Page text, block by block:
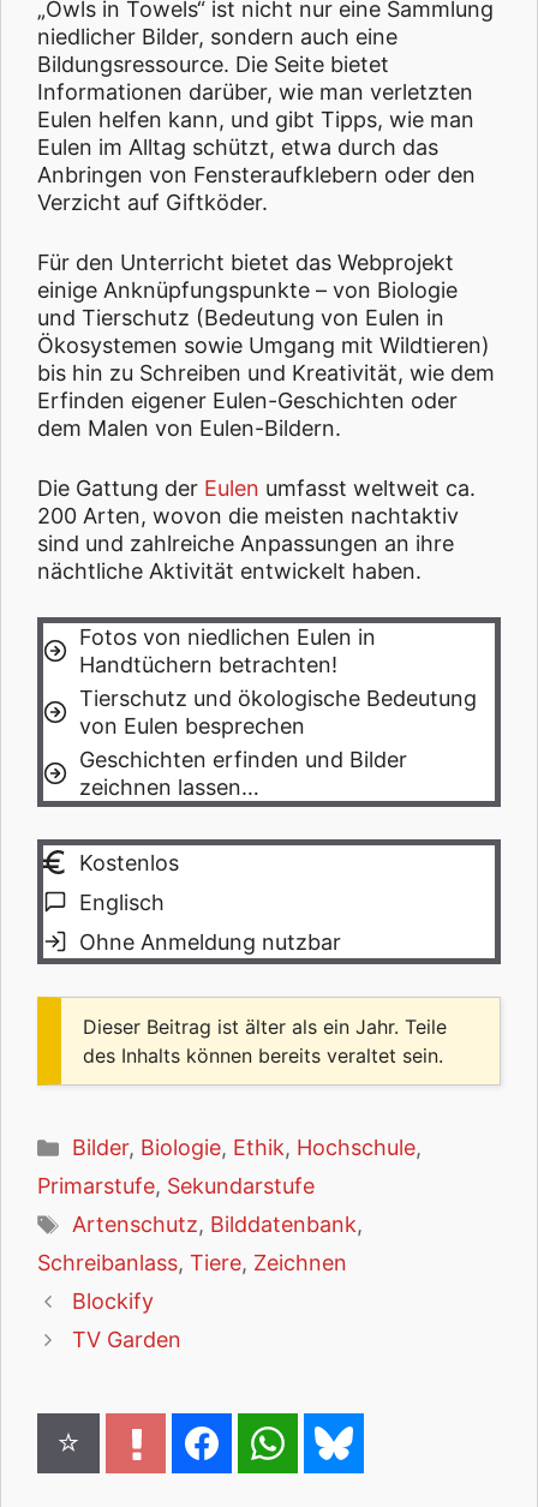
„Owls in Towels“ ist nicht nur eine Sammlung
niedlicher Bilder, sondern auch eine
Bildungsressource. Die Seite bietet
Informationen darüber, wie man verletzten
Eulen helfen kann, und gibt Tipps, wie man
Eulen im Alltag schützt, etwa durch das
Anbringen von Fensteraufklebern oder den
Verzicht auf Giftköder.
Für den Unterricht bietet das Webprojekt
einige Anknüpfungspunkte – von Biologie
und Tierschutz (Bedeutung von Eulen in
Ökosystemen sowie Umgang mit Wildtieren)
bis hin zu Schreiben und Kreativität, wie dem
Erfinden eigener Eulen-Geschichten oder
dem Malen von Eulen-Bildern.
Die Gattung der Eulen umfasst weltweit ca.
200 Arten, wovon die meisten nachtaktiv
sind und zahlreiche Anpassungen an ihre
nächtliche Aktivität entwickelt haben.
Fotos von niedlichen Eulen in
Handtüchern betrachten!
Tierschutz und ökologische Bedeutung
von Eulen besprechen
Geschichten erfinden und Bilder
zeichnen lassen…
Kostenlos
Englisch
Ohne Anmeldung nutzbar
Dieser Beitrag ist älter als ein Jahr. Teile
des Inhalts können bereits veraltet sein.
Kategorien
Bilder, Biologie, Ethik, Hochschule,
Primarstufe, Sekundarstufe
Schlagwörter
Artenschutz, Bilddatenbank,
Schreibanlass, Tiere, Zeichnen
Blockify
TV Garden